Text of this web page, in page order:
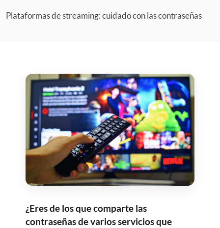
Plataformas de streaming: cuidado con las contraseñas
¿Eres de los que comparte las
contraseñas de varios servicios que